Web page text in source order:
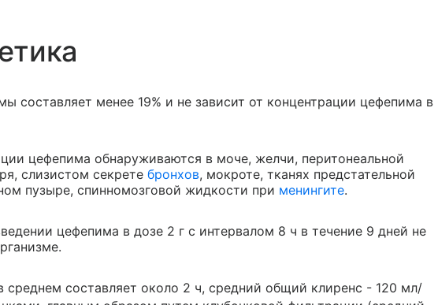
составляет менее 19% и не зависит от концентрации цефепима в
цефепима обнаруживаются в моче, желчи, перитонеальной
слизистом секрете бронхов, мокроте, тканях предстательной
пузыре, спинномозговой жидкости при менингите.
цефепима в дозе 2 г с интервалом 8 ч в течение 9 дней не
среднем составляет около 2 ч, средний общий клиренс - 120 мл/